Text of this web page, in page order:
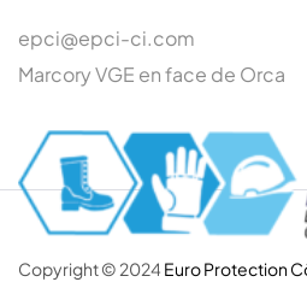
epci@epci-ci.com
Marcory VGE en face de Orca
Copyright © 2024 Euro Protection